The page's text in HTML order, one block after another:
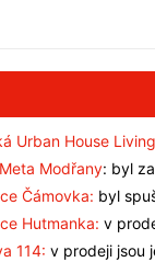
Urban House Living
Modřany: byl
Čámovka: byl
Hutmanka: v
114: v prodeji jsou